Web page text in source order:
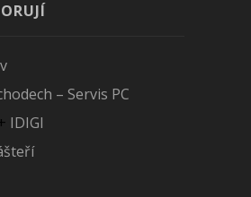
– Servis PC
IDIGI